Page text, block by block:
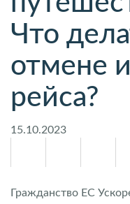
Что
отмене
рейса?
15.10.2023
Гражданство ЕС